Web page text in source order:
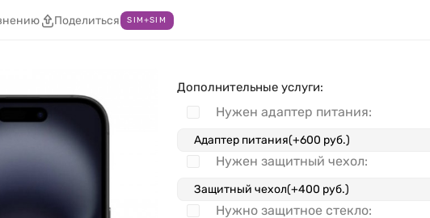
Поделиться SIM+SIM
Дополнительные услуги:
Нужен адаптер питания:
Нужен защитный чехол:
Нужно защитное стекло: